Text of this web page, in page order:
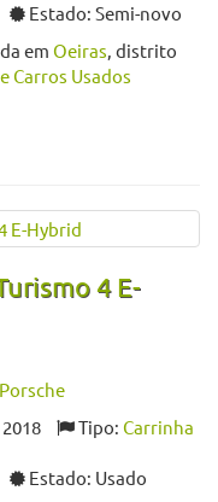
Estado: Semi-novo
em Oeiras, distrito
Carros Usados
4 E-
Tipo: Carrinha
Estado: Usado